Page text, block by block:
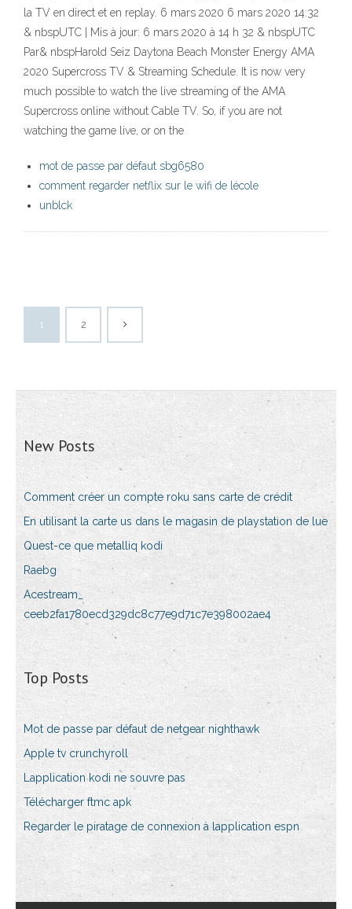
la TV en direct et en replay. 6 mars 2020 6 mars 2020 14:32
& nbspUTC | Mis à jour: 6 mars 2020 à 14 h 32 & nbspUTC
Par& nbspHarold Seiz Daytona Beach Monster Energy AMA
2020 Supercross TV & Streaming Schedule. It is now very
much possible to watch the live streaming of the AMA
Supercross online without Cable TV. So, if you are not
watching the game live, or on the
mot de passe par défaut sbg6580
comment regarder netflix sur le wifi de lécole
unblck
1 2
New Posts
Comment créer un compte roku sans carte de crédit
En utilisant la carte us dans le magasin de playstation de lue
Quest-ce que metalliq kodi
Raebg
Acestream_
ceeb2fa1780ecd329dc8c77e9d71c7e398002ae4
Top Posts
Mot de passe par défaut de netgear nighthawk
Apple tv crunchyroll
Lapplication kodi ne souvre pas
Télécharger ftmc apk
Regarder le piratage de connexion à lapplication espn